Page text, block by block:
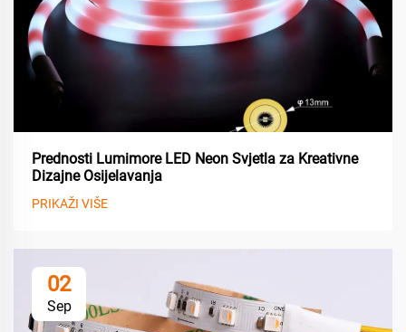
Prednosti Lumimore LED Neon Svjetla za Kreativne
Dizajne Osijelavanja
PRIKAŽI VIŠE
02
Sep